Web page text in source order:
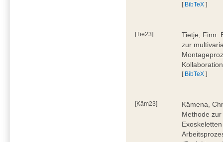
[ BibTeX ]
[Tie23]
Tietje, Finn:
zur
[ BibTeX ]
[Käm23]
Kämena,
Methode